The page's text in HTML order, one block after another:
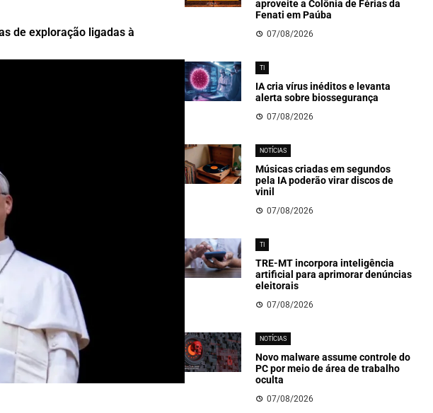
de exploração ligadas à
aproveite a Colônia de Férias da
Fenati em Paúba
07/08/2026
TI
IA cria vírus inéditos e levanta
alerta sobre biossegurança
07/08/2026
NOTÍCIAS
Músicas criadas em segundos
pela IA poderão virar discos de
vinil
07/08/2026
TI
TRE-MT incorpora inteligência
artificial para aprimorar denúncias
eleitorais
07/08/2026
NOTÍCIAS
Novo malware assume controle do
PC por meio de área de trabalho
oculta
07/08/2026